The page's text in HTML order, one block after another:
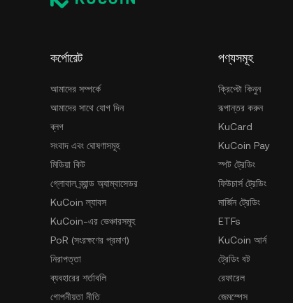
কর্পোরেট
আমাদের সম্পর্কে
আমাদের সাথে যোগ দিন
ব্লগ
সংবাদ এবং ঘোষণাসমূহ
মিডিয়া কিট
গ্লোবাল ব্র্যান্ড অ্যাম্বাসেডর
KuCoin ল্যাবস
KuCoin-এর ভেঞ্চারসমূহ
PoR (সংরক্ষণের প্রমাণ)
নিরাপত্তা
ব্যবহারের শর্তাবলি
গোপনীয়তা নীতি
পণ্যসমূহ
ক্রিপ্টো কিনুন
রূপান্তর করুন
KuCard
KuCoin Pay
স্পট ট্রেডিং
ফিউচার্স ট্রেডিং
মার্জিন ট্রেডিং
ETFs
KuCoin আর্ন
ট্রেডিং বট
রেফারেল
জেমস্পেস